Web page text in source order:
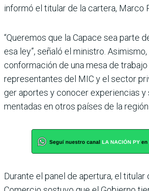
informó el titular de la cartera, Marco
“Queremos que la Capace sea parte
esa ley”, señaló el ministro.
conforma­ción de una mesa de
representantes del MIC y el sector
ger aportes y conocer expe­riencias
mentadas en otros países de la región
Durante el panel de aper­tura, el titular